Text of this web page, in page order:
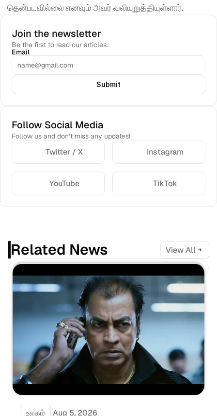
தென்படவில்லை எனவும் அவர் வலியுறுத்தியுள்ளார்.
Join the newsletter
Be the first to read our articles.
Email
Submit
Follow Social Media
Follow us and don’t miss any updates!
Twitter / X Instagram
YouTube TikTok
Related News View All
உலகம் Aug 5, 2026